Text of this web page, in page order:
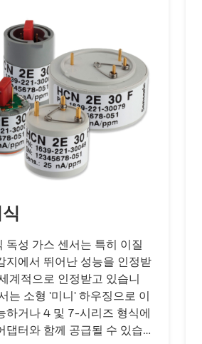
독성 가스 센서는 특히 이질
지에서 뛰어난 성능을 인정받
계적으로 인정받고 있습니
는 소형 '미니' 하우징으로 이
하거나 4 및 7-시리즈 형식에
댑터와 함께 공급될 수 있습